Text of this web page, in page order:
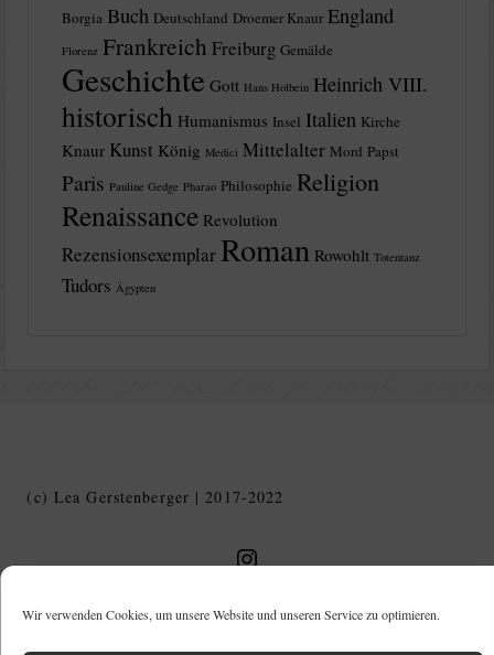
Wir verwenden Cookies, um unsere Website und unseren Service zu optimieren.
Borgia Buch Deutschland Droemer Knaur England
Florenz Frankreich Freiburg Gemälde
Geschichte Gott Hans Holbein Heinrich VIII.
historisch Humanismus Insel Italien Kirche
Knaur Kunst König Medici Mittelalter Mord Papst
Paris Pauline Gedge Pharao Philosophie Religion
Renaissance Revolution
Rezensionsexemplar Roman Rowohlt Totentanz
Tudors Ägypten
(c) Lea Gerstenberger | 2017-2022
Geschichte in Geschichten auf Instagram
Instagram